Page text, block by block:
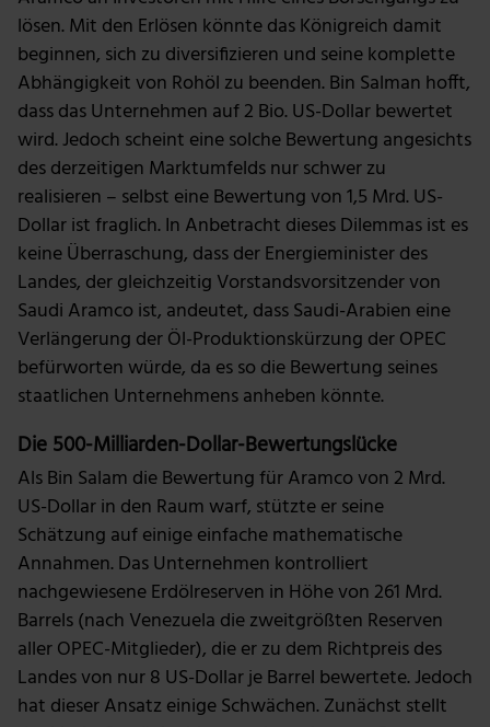
lösen. Mit den Erlösen könnte das Königreich damit
beginnen, sich zu diversifizieren und seine komplette
Abhängigkeit von Rohöl zu beenden. Bin Salman hofft,
dass das Unternehmen auf 2 Bio. US-Dollar bewertet
wird. Jedoch scheint eine solche Bewertung angesichts
des derzeitigen Marktumfelds nur schwer zu
realisieren – selbst eine Bewertung von 1,5 Mrd. US-
Dollar ist fraglich. In Anbetracht dieses Dilemmas ist es
keine Überraschung, dass der Energieminister des
Landes, der gleichzeitig Vorstandsvorsitzender von
Saudi Aramco ist, andeutet, dass Saudi-Arabien eine
Verlängerung der Öl-Produktionskürzung der OPEC
befürworten würde, da es so die Bewertung seines
staatlichen Unternehmens anheben könnte.
Die 500-Milliarden-Dollar-Bewertungslücke
Als Bin Salam die Bewertung für Aramco von 2 Mrd.
US-Dollar in den Raum warf, stützte er seine
Schätzung auf einige einfache mathematische
Annahmen. Das Unternehmen kontrolliert
nachgewiesene Erdölreserven in Höhe von 261 Mrd.
Barrels (nach Venezuela die zweitgrößten Reserven
aller OPEC-Mitglieder), die er zu dem Richtpreis des
Landes von nur 8 US-Dollar je Barrel bewertete. Jedoch
hat dieser Ansatz einige Schwächen. Zunächst stellt